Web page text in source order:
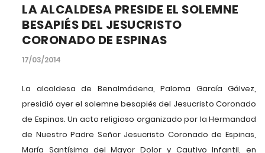
LA ALCALDESA PRESIDE EL SOLEMNE
BESAPIÉS DEL JESUCRISTO
CORONADO DE ESPINAS
17/03/2014
La alcaldesa de Benalmádena, Paloma García Gálvez,
presidió ayer el solemne besapiés del Jesucristo Coronado
de Espinas. Un acto religioso organizado por la Hermandad
de Nuestro Padre Señor Jesucristo Coronado de Espinas,
María Santísima del Mayor Dolor y Cautivo Infantil, en